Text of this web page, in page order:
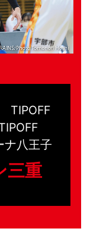
TIPOFF
ナ八王子
三重